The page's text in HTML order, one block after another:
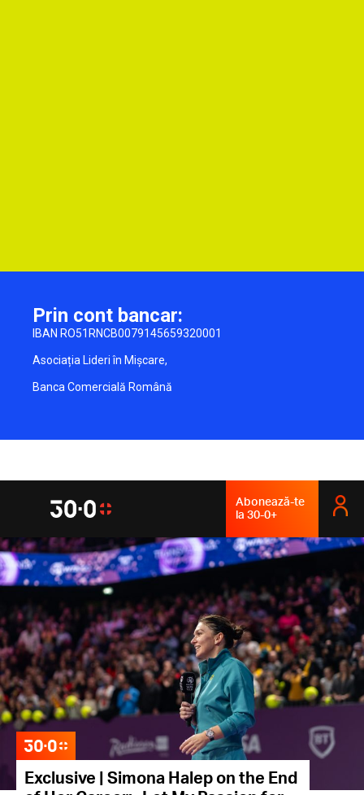
Prin cont bancar:
IBAN RO51RNCB0079145659320001
Asociația Lideri în Mișcare,
Banca Comercială Română
Abonează-te
la 30-0+
Exclusive | Simona Halep on the End